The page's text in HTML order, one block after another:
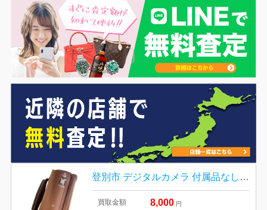
登別市 デジタルカメラ 付属品なしでも高価買取いたします
買取金額 8,000 円